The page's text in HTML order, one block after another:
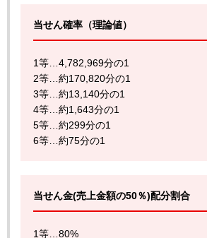
当せん確率（理論値）
1等…4,782,969分の1
2等…約170,820分の1
3等…約13,140分の1
4等…約1,643分の1
5等…約299分の1
6等…約75分の1
当せん金(売上金額の50％)配分割合
1等…80%